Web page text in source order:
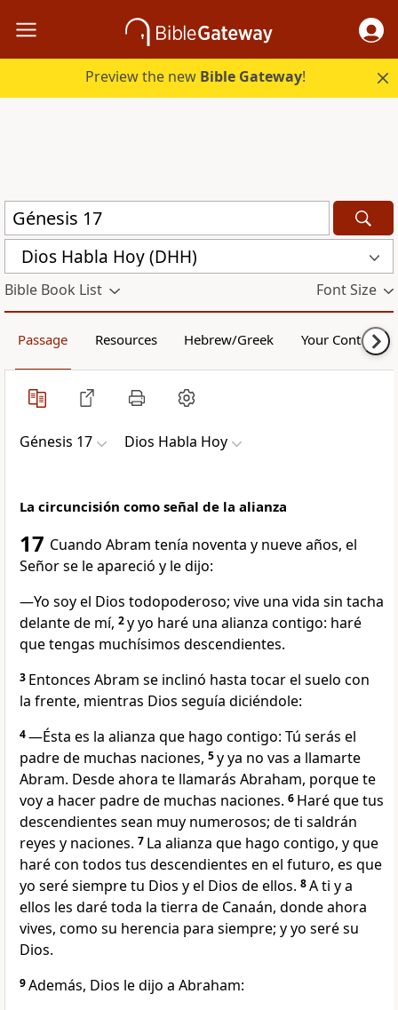
Preview the new Bible Gateway!
Dios Habla Hoy (DHH)
Bible Book List Font Size
Passage Resources Hebrew/Greek Your Content
Génesis 17 Dios Habla Hoy
La circuncisión como señal de la alianza
17 Cuando Abram tenía noventa y nueve años, el
Señor se le apareció y le dijo:
—Yo soy el Dios todopoderoso; vive una vida sin tacha
delante de mí, 2y yo haré una alianza contigo: haré
que tengas muchísimos descendientes.
3 Entonces Abram se inclinó hasta tocar el suelo con
la frente, mientras Dios seguía diciéndole:
4—Ésta es la alianza que hago contigo: Tú serás el
padre de muchas naciones, 5y ya no vas a llamarte
Abram. Desde ahora te llamarás Abraham, porque te
voy a hacer padre de muchas naciones. 6 Haré que tus
descendientes sean muy numerosos; de ti saldrán
reyes y naciones. 7 La alianza que hago contigo, y que
haré con todos tus descendientes en el futuro, es que
yo seré siempre tu Dios y el Dios de ellos. 8A ti y a
ellos les daré toda la tierra de Canaán, donde ahora
vives, como su herencia para siempre; y yo seré su
Dios.
9Además, Dios le dijo a Abraham: